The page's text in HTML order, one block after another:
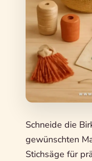
Schneide die
gewünschten
Stichsäge für